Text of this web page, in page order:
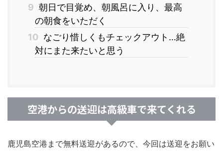
9 朝日で目覚め、朝風呂に入り、最高
の朝食をいただく
10 なごり惜しくもチェックアウト…絶
対にまた来たいと思う
空港からの送迎は高級車で来てくれる
鹿児島空港まで無料送迎があるので、今回は送迎をお願い